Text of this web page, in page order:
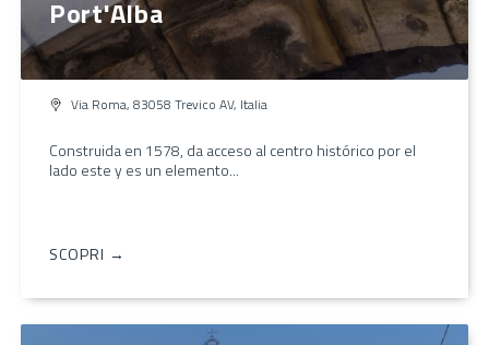
Port'Alba
Via Roma, 83058 Trevico AV, Italia
Construida en 1578, da acceso al centro histórico por el
lado este y es un elemento...
SCOPRI →